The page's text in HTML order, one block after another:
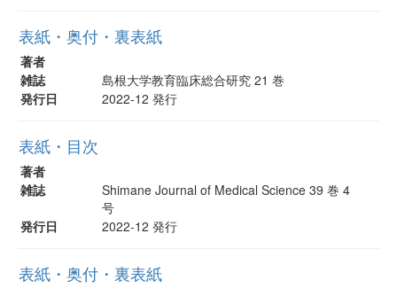
表紙・奥付・裏表紙
著者
雑誌
島根大学教育臨床総合研究 21 巻
発行日
2022-12 発行
表紙・目次
著者
雑誌
Shimane Journal of Medical Science 39 巻 4
号
発行日
2022-12 発行
表紙・奥付・裏表紙